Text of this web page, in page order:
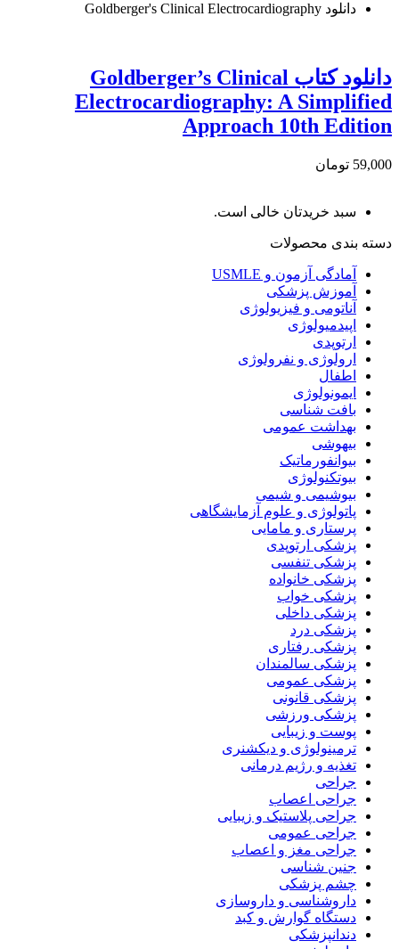
دانلود Goldberger's Clinical Electrocardiography
دانلود كتاب Goldberger’s Clinical
Electrocardiography: A Simplified
Approach 10th Edition
59,000 تومان
سبد خریدتان خالی است.
دسته بندی محصولات
آمادگی آزمون و USMLE
آموزش پزشکی
آناتومی و فیزیولوژی
اپیدمیولوژی
ارتوپدی
ارولوژی و نفرولوژی
اطفال
ایمونولوژی
بافت شناسی
بهداشت عمومی
بیهوشی
بیوانفورماتیک
بیوتکنولوژی
بیوشیمی و شیمی
پاتولوژی و علوم آزمایشگاهی
پرستاری و مامایی
پزشکی ارتوپدی
پزشکی تنفسی
پزشکی خانواده
پزشکی خواب
پزشکی داخلی
پزشکی درد
پزشکی رفتاری
پزشکی سالمندان
پزشکی عمومی
پزشکی قانونی
پزشکی ورزشی
پوست و زیبایی
ترمینولوژی و دیکشنری
تغذیه و رژیم درمانی
جراحی
جراحی اعصاب
جراحی پلاستیک و زیبایی
جراحی عمومی
جراحی مغز و اعصاب
جنین شناسی
چشم پزشکی
داروشناسی و داروسازی
دستگاه گوارش و کبد
دندانپزشکی